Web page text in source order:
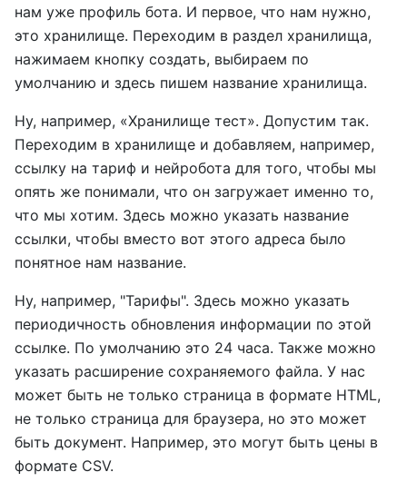
нам уже профиль бота. И первое, что нам нужно,
это хранилище. Переходим в раздел хранилища,
нажимаем кнопку создать, выбираем по
умолчанию и здесь пишем название хранилища.
Ну, например, «Хранилище тест». Допустим так.
Переходим в хранилище и добавляем, например,
ссылку на тариф и нейробота для того, чтобы мы
опять же понимали, что он загружает именно то,
что мы хотим. Здесь можно указать название
ссылки, чтобы вместо вот этого адреса было
понятное нам название.
Ну, например, "Тарифы". Здесь можно указать
периодичность обновления информации по этой
ссылке. По умолчанию это 24 часа. Также можно
указать расширение сохраняемого файла. У нас
может быть не только страница в формате HTML,
не только страница для браузера, но это может
быть документ. Например, это могут быть цены в
формате CSV.